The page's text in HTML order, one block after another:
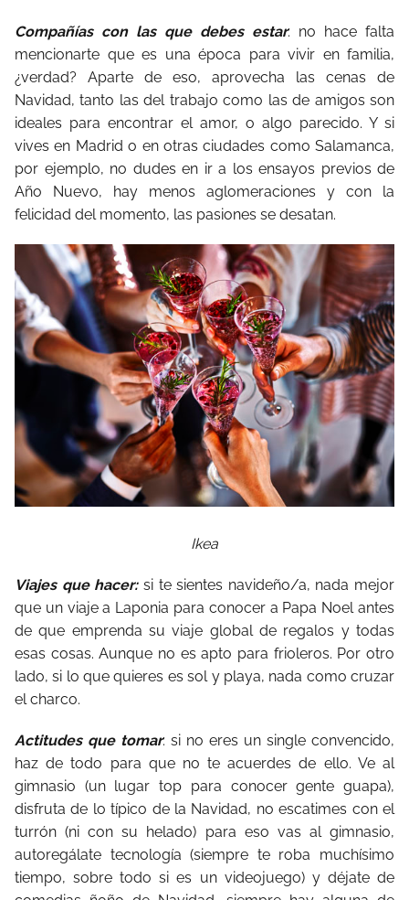
Compañías con las que debes estar: no hace falta
mencionarte que es una época para vivir en familia,
¿verdad? Aparte de eso, aprovecha las cenas de
Navidad, tanto las del trabajo como las de amigos son
ideales para encontrar el amor, o algo parecido. Y si
vives en Madrid o en otras ciudades como Salamanca,
por ejemplo, no dudes en ir a los ensayos previos de
Año Nuevo, hay menos aglomeraciones y con la
felicidad del momento, las pasiones se desatan.
Ikea
Viajes que hacer: si te sientes navideño/a, nada mejor
que un viaje a Laponia para conocer a Papa Noel antes
de que emprenda su viaje global de regalos y todas
esas cosas. Aunque no es apto para frioleros. Por otro
lado, si lo que quieres es sol y playa, nada como cruzar
el charco.
Actitudes que tomar: si no eres un single convencido,
haz de todo para que no te acuerdes de ello. Ve al
gimnasio (un lugar top para conocer gente guapa),
disfruta de lo típico de la Navidad, no escatimes con el
turrón (ni con su helado) para eso vas al gimnasio,
autoregálate tecnología (siempre te roba muchísimo
tiempo, sobre todo si es un videojuego) y déjate de